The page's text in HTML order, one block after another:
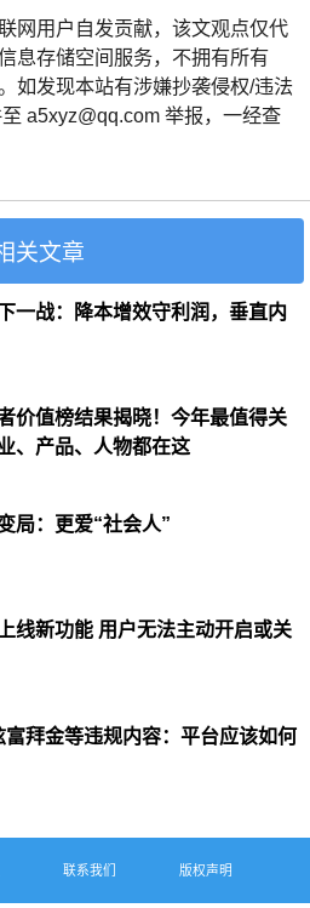
网用户自发贡献，该文观点仅代
息存储空间服务，不拥有所有
如发现本站有涉嫌抄袭侵权/违法
a5xyz@qq.com 举报，一经查
关文章
一战：降本增效守利润，垂直内
价值榜结果揭晓！今年最值得关
、产品、人物都在这
局：更爱“社会人”
线新功能 用户无法主动开启或关
拜金等违规内容：平台应该如何
联系我们 版权声明